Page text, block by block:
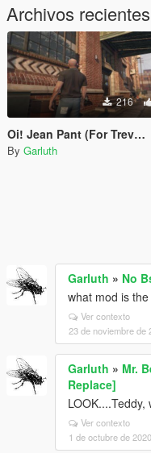
Archivos recientes
216
Oi! Jean Pant (For Trevor)
By Garluth
Garluth » No
what mod is
Ver contexto
23 de noviembre de
Garluth » Mr.
Replace]
Ver contexto
1 de octubre de 2020